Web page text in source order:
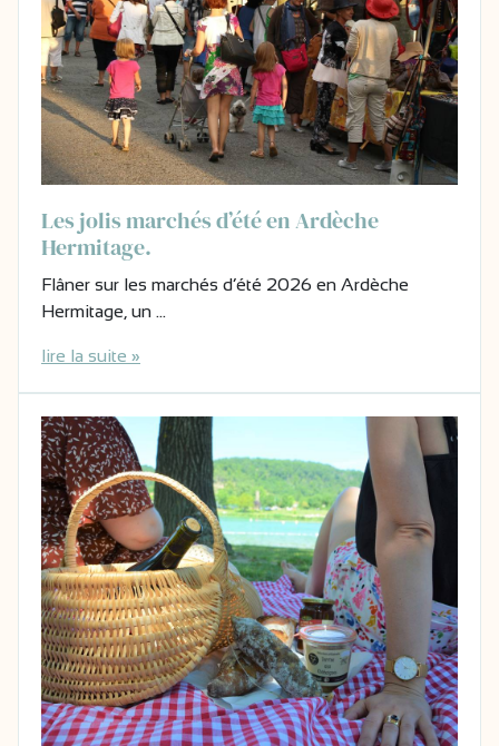
Les jolis marchés d’été en Ardèche
Hermitage.
Flâner sur les marchés d’été 2026 en Ardèche
Hermitage, un …
lire la suite »